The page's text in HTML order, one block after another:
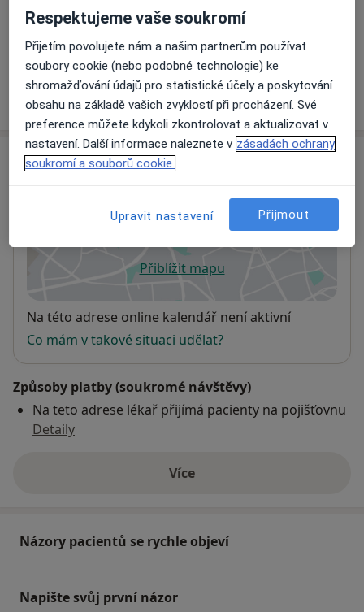
Tento specialista ještě nepřidával žádné informace o
svých službách.
Adresa
Odborný lékař pro TRN a vnitřní lék.
Sovětská 912, Bučovice68501
Přiblížit mapuse otevře v nové záložce
Dostupnost
Na této adrese online kalendář není aktivní
Co mám v takové situaci udělat?
Způsoby platby (soukromé návštěvy)
Na teto adrese lékař přijímá pacienty na pojišťovnu
Detaily
Víceo adrese
Názory pacientů se rychle objeví
Napište svůj první názor
Respektujeme vaše soukromí
Přijetím povolujete nám a našim partnerům používat
soubory cookie (nebo podobné technologie) ke
shromažďování údajů pro statistické účely a poskytování
obsahu na základě vašich zvyklostí při procházení. Své
preference můžete kdykoli zkontrolovat a aktualizovat v
nastavení. Další informace naleznete v zásadách ochrany
soukromí a souborů cookie.
Upravit nastavení Přijmout